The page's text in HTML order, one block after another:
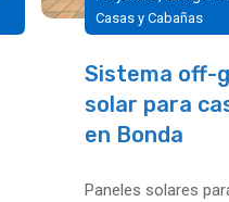
Casas y Cabañas
Sistema off-
solar para
en Bonda
Paneles solares